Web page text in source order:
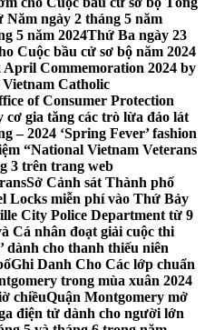
ngày 2 tháng 5 năm
5 năm 2024Thứ Ba ngày 23
Cuộc bầu cử sơ bộ năm 2024
April Commemoration 2024 by
Catholic
of Consumer Protection
cơ gia tăng các trò lừa đảo lát
– 2024 ‘Spring Fever’ fashion
“National Vietnam Veterans
3 trên trang web
Sở Cảnh sát Thành phố
Locks miễn phí vào Thứ Bảy
City Police Department từ 9
Cá nhân đoạt giải cuộc thi
dành cho thanh thiếu niên
Ghi Danh Cho Các lớp chuẩn
trong mùa xuân 2024
chiềuQuận Montgomery mở
điện tử dành cho người lớn